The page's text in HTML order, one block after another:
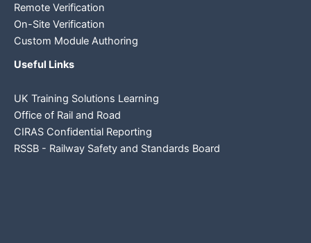
Remote Verification
On-Site Verification
Custom Module Authoring
Useful Links
UK Training Solutions Learning
Office of Rail and Road
CIRAS Confidential Reporting
RSSB - Railway Safety and Standards Board